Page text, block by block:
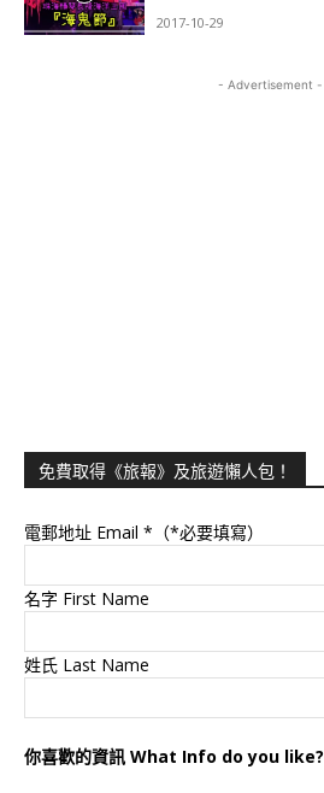
2017-10-29
- Advertisement -
免費取得《旅報》及旅遊懶人包！
電郵地址 Email *（*必要填寫）
名字 First Name
姓氏 Last Name
你喜歡的資訊 What Info do you like?